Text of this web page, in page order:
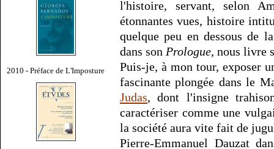
2010 - Préface de L'Imposture
l'histoire, servant, selon
étonnantes vues, histoire
quelque peu en dessous de
dans son Prologue, nous livre
Puis-je, à mon tour, exposer
fascinante plongée dans le
Judas, dont l'insigne
caractériser comme une
la société aura vite fait de
Pierre-Emmanuel Dauzat